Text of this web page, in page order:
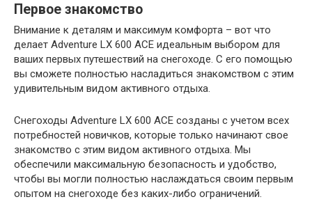
Первое знакомство
Внимание к деталям и максимум комфорта – вот что
делает Adventure LX 600 ACE идеальным выбором для
ваших первых путешествий на снегоходе. С его помощью
вы сможете полностью насладиться знакомством с этим
удивительным видом активного отдыха.
Снегоходы Adventure LX 600 ACE созданы с учетом всех
потребностей новичков, которые только начинают свое
знакомство с этим видом активного отдыха. Мы
обеспечили максимальную безопасность и удобство,
чтобы вы могли полностью наслаждаться своим первым
опытом на снегоходе без каких-либо ограничений.